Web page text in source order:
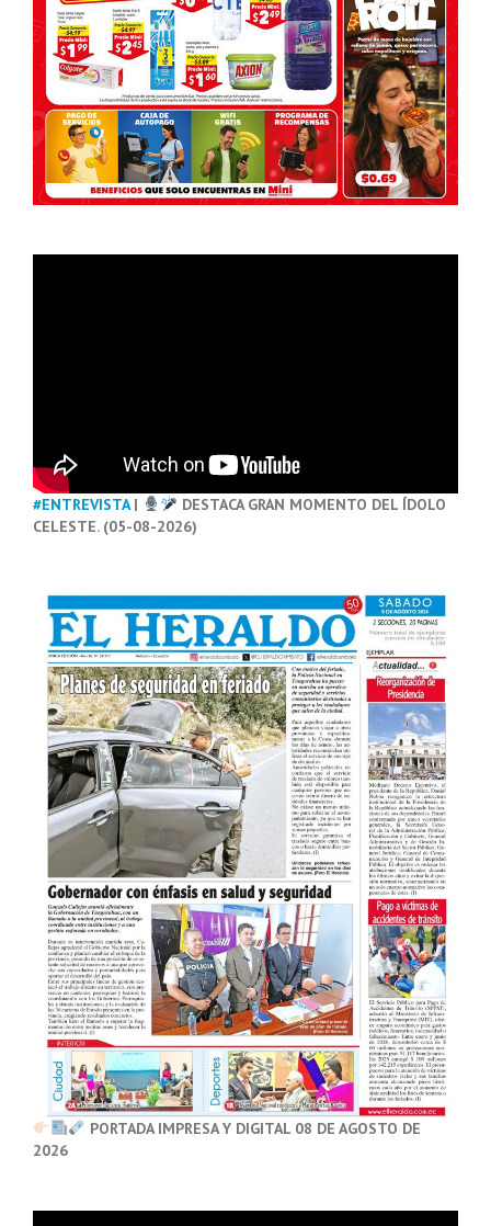
#ENTREVISTA|
DESTACA GRAN MOMENTO DEL ÍDOLO
CELESTE. (05-08-2026)
PORTADA IMPRESA Y DIGITAL 08 DE AGOSTO DE
2026